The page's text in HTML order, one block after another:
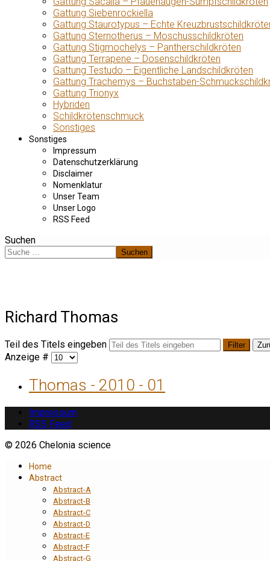
Gattung Siebenrockiella
Gattung Staurotypus – Echte
Gattung Sternotherus – Moschusschildkröten
Gattung Stigmochelys – Pantherschildkröten
Gattung Terrapene – Dosenschildkröten
Gattung Testudo – Eigentliche Landschildkröten
Gattung Trachemys – Buchstaben-
Gattung Trionyx
Hybriden
Schildkrötenschmuck
Sonstiges
Sonstiges
Impressum
Datenschutzerklärung
Disclaimer
Nomenklatur
Unser Team
Unser Logo
RSS Feed
Suchen
Suchen
Richard Thomas
Teil des Titels eingeben Filter
Anzeige #
Thomas - 2010 - 01
Impressum
RSS Feed
© 2026 Chelonia science
Home
Abstract
Abstract-A
Abstract-B
Abstract-C
Abstract-D
Abstract-E
Abstract-F
Abstract-G